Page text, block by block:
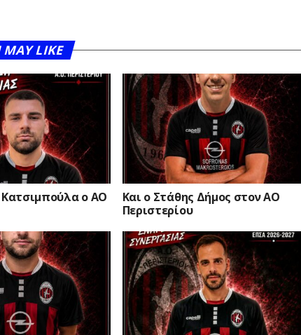
MAY LIKE
ο ΑΟ
Και ο Στάθης Δήμος στον ΑΟ
Περιστερίου